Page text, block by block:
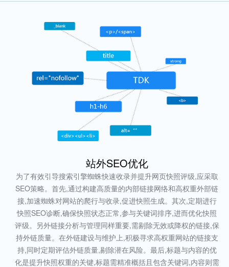
站外SEO优化
为了有效引导搜索引擎蜘蛛快速收录并提升网页快照评级,应采取
SEO策略。首先,通过构建高质量的内部链接网络和高权重外部链
接,加速蜘蛛对网站的爬行与收录,促进快照生成。其次,定期进行
快照SEO诊断,确保快照状态正常,参与关键词排序,进而优化快照
评级。另外链接分析与管理同样重要,需剔除无效或降权的链接,保
持外链质量。在外链建设与维护上,积极寻求高权重网站的链接支
持,同时定期评估外链质量,剔除潜在风险。最后,标题与内容的优
化是提升快照权重的关键,标题需精准概括且包含关键词,内容则需